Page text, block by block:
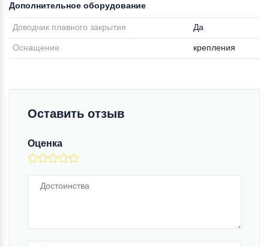
Дополнительное оборудование
Доводчик плавного закрытия Да
Оснащение крепления
Оставить отзыв
Оценка